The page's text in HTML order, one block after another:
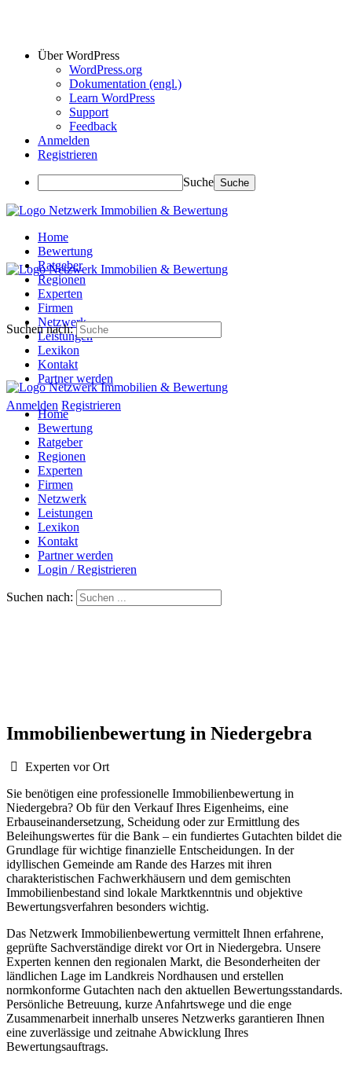
Über WordPress
WordPress.org
Dokumentation (engl.)
Learn WordPress
Support
Feedback
Anmelden
Registrieren
Suche
Home
Bewertung
Ratgeber
Regionen
Experten
Firmen
Netzwerk
Leistungen
Lexikon
Kontakt
Partner werden
Anmelden Registrieren
Suchen nach:
Home
Bewertung
Ratgeber
Regionen
Experten
Firmen
Netzwerk
Leistungen
Lexikon
Kontakt
Partner werden
Login / Registrieren
Suchen nach:
Immobilienbewertung in Niedergebra
Experten vor Ort
Sie benötigen eine professionelle Immobilienbewertung in
Niedergebra? Ob für den Verkauf Ihres Eigenheims, eine
Erbauseinandersetzung, Scheidung oder zur Ermittlung des
Beleihungswertes für die Bank – ein fundiertes Gutachten bildet die
Grundlage für wichtige finanzielle Entscheidungen. In der
idyllischen Gemeinde am Rande des Harzes mit ihren
charakteristischen Fachwerkhäusern und dem gemischten
Immobilienbestand sind lokale Marktkenntnis und objektive
Bewertungsverfahren besonders wichtig.
Das Netzwerk Immobilienbewertung vermittelt Ihnen erfahrene,
geprüfte Sachverständige direkt vor Ort in Niedergebra. Unsere
Experten kennen den regionalen Markt, die Besonderheiten der
ländlichen Lage im Landkreis Nordhausen und erstellen
normkonforme Gutachten nach den aktuellen Bewertungsstandards.
Persönliche Betreuung, kurze Anfahrtswege und die enge
Zusammenarbeit innerhalb unseres Netzwerks garantieren Ihnen
eine zuverlässige und zeitnahe Abwicklung Ihres
Bewertungsauftrags.